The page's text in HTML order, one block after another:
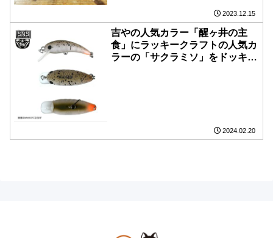
2023.12.15
SNS
吉やの人気カラー「醒ヶ井の主
食」にラッキークラフトの人気カ
ラーの「サクラミソ」をドッキン
た。 2月20日21時よりWEBにて
販売します！
2024.02.20